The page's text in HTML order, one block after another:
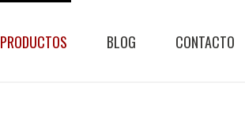
PRODUCTOS BLOG CONTACTO